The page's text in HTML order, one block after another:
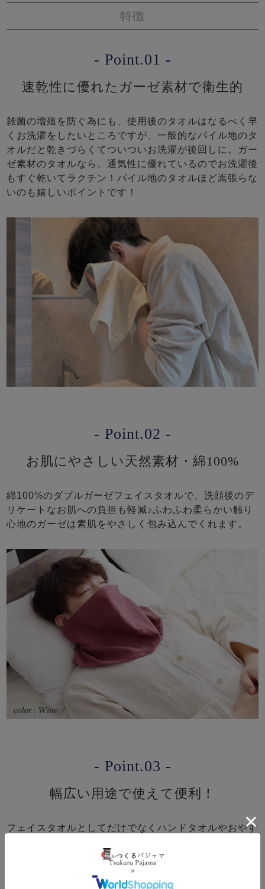
特徴
- Point.01 -
速乾性に優れたガーゼ素材で衛生的
雑菌の増殖を防ぐ為にも、使用後のタオルはなるべく早
くお洗濯をしたいところですが、一般的なパイル地のタ
オルだと乾きづらくてついついお洗濯が後回しに。ガー
ゼ素材のタオルなら、通気性に優れているのでお洗濯後
もすぐ乾いてラクチン！パイル地のタオルほど嵩張らな
いのも嬉しいポイントです！
- Point.02 -
お肌にやさしい天然素材・綿100%
綿100%のダブルガーゼフェイスタオルで、洗顔後のデ
リケートなお肌への負担も軽減♪ふわふわ柔らかい触り
心地のガーゼは素肌をやさしく包み込んでくれます。
- Point.03 -
幅広い用途で使えて便利！
フェイスタオルとしてだけでなくハンドタオルやおやす
んな使い方ができます！